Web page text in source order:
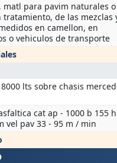
matl para pavim naturales
de las mezclas
en camellon, en
o vehiculos de transporte
lts sobre chasis
cat ap - 1000 b 155
vel pav 33 - 95 m / min